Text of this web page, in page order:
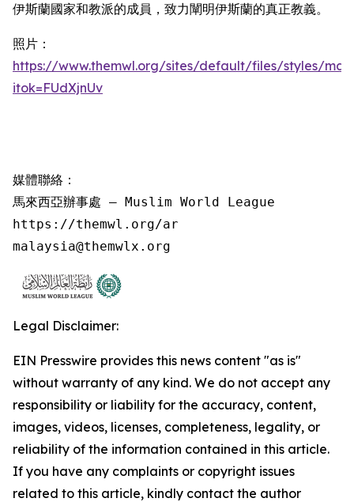
伊斯蘭國家和教派的成員，致力闡明伊斯蘭的真正教義。
照片：
https://www.themwl.org/sites/default/files/styles/
itok=FUdXjnUv
媒體聯絡：
馬來西亞辦事處 – Muslim World League
https://themwl.org/ar
malaysia@themwlx.org
Legal Disclaimer:
EIN Presswire provides this news content "as is"
without warranty of any kind. We do not accept any
responsibility or liability for the accuracy, content,
images, videos, licenses, completeness, legality, or
reliability of the information contained in this article.
If you have any complaints or copyright issues
related to this article, kindly contact the author